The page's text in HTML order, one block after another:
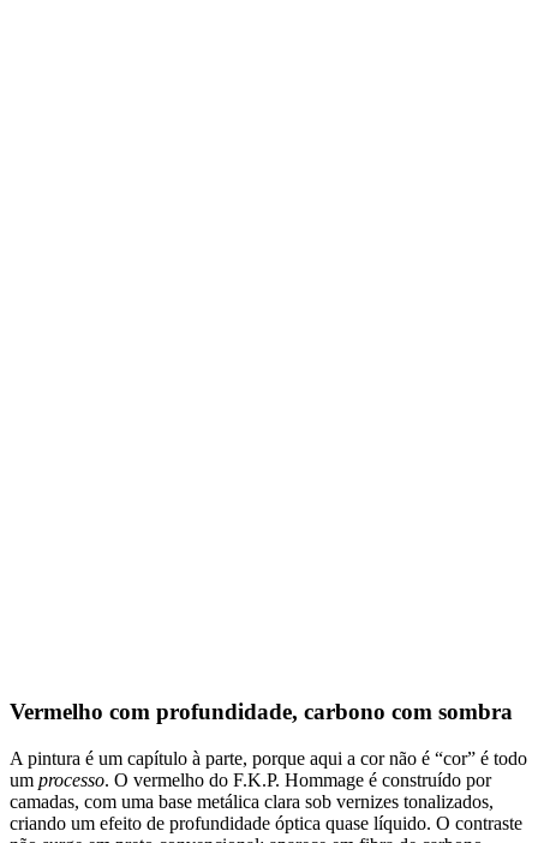
Vermelho com profundidade, carbono com sombra
A pintura é um capítulo à parte, porque aqui a cor não é “cor” é todo
um processo. O vermelho do F.K.P. Hommage é construído por
camadas, com uma base metálica clara sob vernizes tonalizados,
criando um efeito de profundidade óptica quase líquido. O contraste